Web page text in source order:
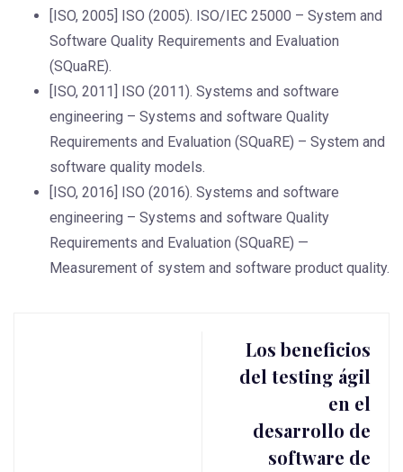
[ISO, 2005] ISO (2005). ISO/IEC 25000 – System and
Software Quality Requirements and Evaluation
(SQuaRE).
[ISO, 2011] ISO (2011). Systems and software
engineering – Systems and software Quality
Requirements and Evaluation (SQuaRE) – System and
software quality models.
[ISO, 2016] ISO (2016). Systems and software
engineering – Systems and software Quality
Requirements and Evaluation (SQuaRE) —
Measurement of system and software product quality.
Los beneficios
del testing ágil
en el
desarrollo de
software de